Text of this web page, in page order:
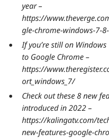
year –
https://
gle-chrome-windows-7-
If you’re still on
to Google Chrome –
https://
ort_windows_7/
Check out these 8 new
introduced in 2022 –
https://kalingatv.com/
new-features-google-